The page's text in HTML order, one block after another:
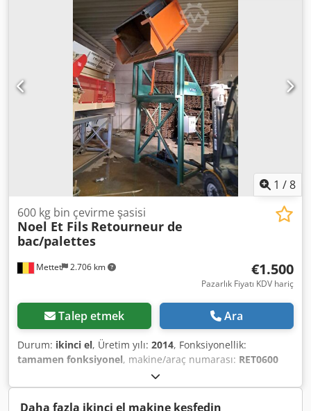
1 /8
Mettet 2.706 km
600 kg bin çevirme şasisi
Noel Et Fils Retourneur de
bac/palettes
€1.500
Pazarlık Fiyatı KDV hariç
Talep etmek Ara
Durum: ikinci el, Üretim yılı: 2014, Fonksiyonellik:
tamamen fonksiyonel, makine/araç numarası: RET0600
2.600 mm
bg), yakıt türü:elektrikli, Donanım:Tip plakası mevcut,
Çöp kutusu çevirme çerçevesi: - 600 kg'lık bidon - boşaltma
Daha fazla ikinci el makine keşfedin